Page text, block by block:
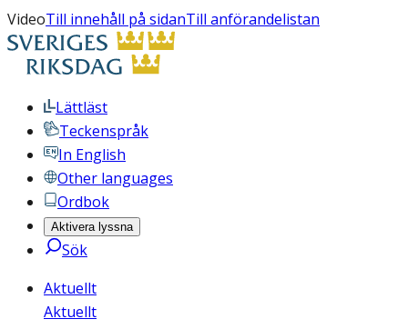
VideoTill innehåll på sidanTill anförandelistan
Lättläst
Teckenspråk
In English
Other languages
Ordbok
Aktivera lyssna
Sök
Aktuellt
Aktuellt